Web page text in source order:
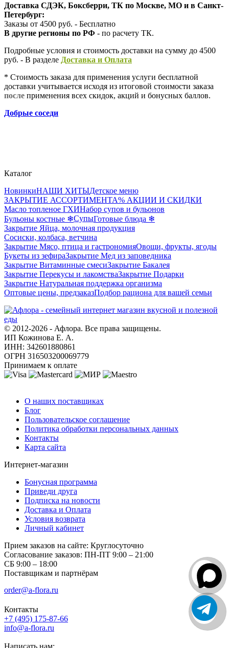
Доставка СДЭК, Боксберри, ТК по Москве, МО и в Санкт-
Петербург:
Заказы от 4500 руб. - Бесплатно
В другие регионы по РФ - по расчету ТК.
Подробные условия и стоимость доставки на сумму до 4500
руб. - В разделе Доставка и Оплата
* Стоимость заказа для применения услуги бесплатной
доставки учитывается исходя из итоговой стоимости заказа
после применения всех скидок, акций и бонусных баллов.
Добрые соседи
Каталог
НовинкиНАШИ ХИТЫДетское меню
ЗАКРЫТИЕ АССОРТИМЕНТА% АКЦИИ И СКИДКИ
Масло топленое ГХИНабор супов и бульонов
Бульоны костные ❄СупыГотовые блюда ❄
Закрытие Яйца, молочная продукция
Сосиски, колбаса, ветчина
Закрытие Мясо, птица и гастрономияОвощи, фрукты, ягоды
Букеты из зефираЗакрытие Мед из заповедника
Закрытие Витаминные смесиЗакрытие Бакалея
Закрытие Перекусы и лакомстваЗакрытие Подарки
Закрытие Натуральная поддержка организма
Оптовые цены, предзаказПодбор рациона для вашей семьи
© 2012-2026 - Афлора. Все права защищены.
ИП Кожинова Е. А.
ИНН: 342601880861
ОГРН 316503200069779
Принимаем к оплате
О наших поставщиках
Блог
Пользовательское соглашение
Политика обработки персональных данных
Контакты
Карта сайта
Интернет-магазин
Бонусная программа
Приведи друга
Подписка на новости
Доставка и Оплата
Условия возврата
Личный кабинет
Прием заказов на сайте: Круглосуточно
Согласование заказов: ПН-ПТ 9:00 – 21:00
СБ 9:00 – 18:00
Поставщикам и партнёрам
order@a-flora.ru
Контакты
+7 (495) 175-87-66
info@a-flora.ru
Написать нам: